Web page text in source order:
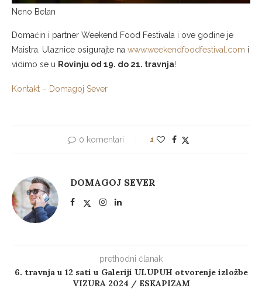
Neno Belan
Domaćin i partner Weekend Food Festivala i ove godine je
Maistra. Ulaznice osigurajte na www.weekendfoodfestival.com i
vidimo se u Rovinju od 19. do 21. travnja!
Kontakt – Domagoj Sever
0 komentari 1
DOMAGOJ SEVER
prethodni članak
6. travnja u 12 sati u Galeriji ULUPUH otvorenje izložbe
VIZURA 2024 / ESKAPIZAM